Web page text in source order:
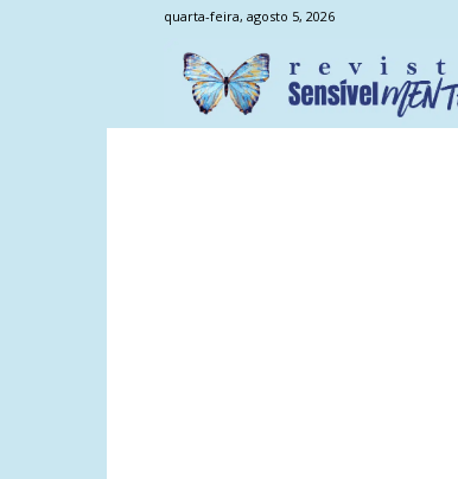
quarta-feira, agosto 5, 2026